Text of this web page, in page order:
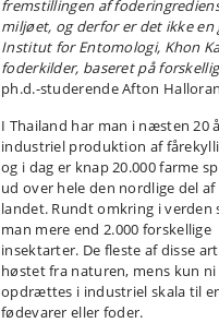
fremstillingen af
miljøet, og derfor er det ikke
Institut for Entomologi, Khon
foderkilder, baseret på
ph.d.-studerende Afton
I Thailand har man i næsten 20
industriel produktion af
og i dag er knap 20.000 farme
ud over hele den nordlige del af
landet. Rundt omkring i verden
man mere end 2.000 forskellige
insektarter. De fleste af disse
høstet fra naturen, mens kun
opdrættes i industriel skala til
fødevarer eller foder.